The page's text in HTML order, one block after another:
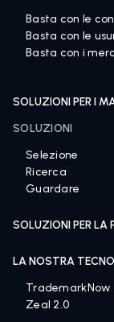
Basta con le
Basta con le
Basta con i
SOLUZIONI PER I
SOLUZIONI
Selezione
Ricerca
Guardare
SOLUZIONI PER LA
LA NOSTRA
TrademarkNow
Zeal 2.0